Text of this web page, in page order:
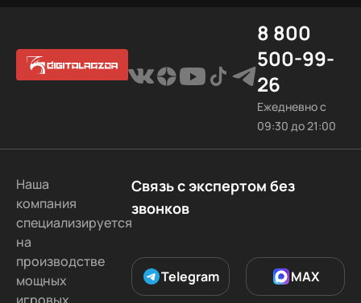
8 800
500-99-
26
Ежедневно с
09:30 до 21:00
Наша
компания
специализируется
на
производстве
мощных
игровых
Связь с экспертом без
звонков
Telegram MAX